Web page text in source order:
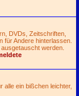
DVDs, Zeitschriften,
für Andere hinterlassen.
werden.
alle ein bißchen leichter,